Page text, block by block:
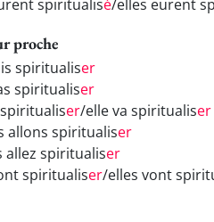
spiritualisé/elles eurent
proche
spiritualiser
spiritualiser
er/elle va spiritualiser
allons spiritualiser
allez spiritualiser
spiritualiser/elles vont